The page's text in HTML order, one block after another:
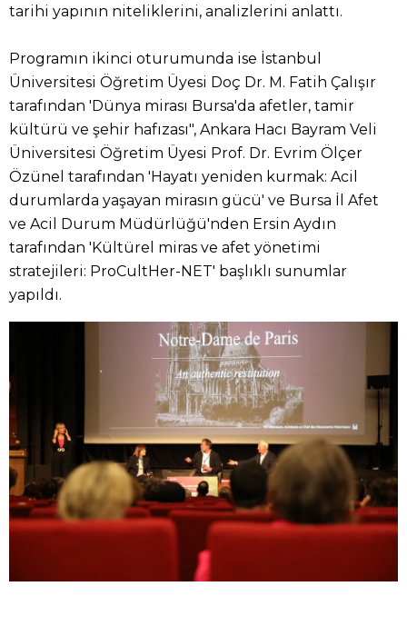
tarihi yapının niteliklerini, analizlerini anlattı.
Programın ikinci oturumunda ise İstanbul
Üniversitesi Öğretim Üyesi Doç Dr. M. Fatih Çalışır
tarafından 'Dünya mirası Bursa'da afetler, tamir
kültürü ve şehir hafızası", Ankara Hacı Bayram Veli
Üniversitesi Öğretim Üyesi Prof. Dr. Evrim Ölçer
Özünel tarafından 'Hayatı yeniden kurmak: Acil
durumlarda yaşayan mirasın gücü' ve Bursa İl Afet
ve Acil Durum Müdürlüğü'nden Ersin Aydın
tarafından 'Kültürel miras ve afet yönetimi
stratejileri: ProCultHer-NET' başlıklı sunumlar
yapıldı.